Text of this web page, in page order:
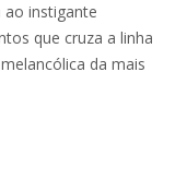
ao instigante
que cruza a linha
da mais